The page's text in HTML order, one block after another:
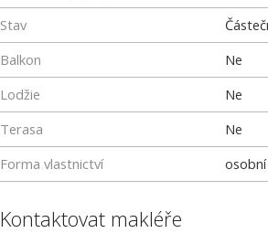
Stav
Balkon
Ne
Lodžie
Ne
Terasa
Ne
Forma vlastnictví
osobní
Kontaktovat makléře